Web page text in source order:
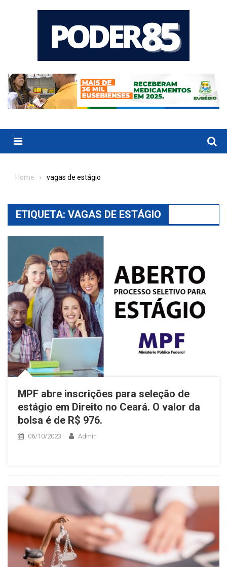
Menu
Home vagas de estágio
ETIQUETA: VAGAS DE ESTÁGIO
MPF abre inscrições para seleção de
estágio em Direito no Ceará. O valor da
bolsa é de R$ 976.
06/10/2023 Admin